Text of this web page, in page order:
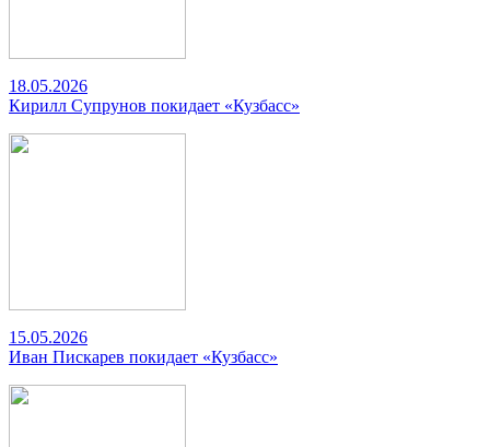
18.05.2026
Кирилл Супрунов покидает «Кузбасс»
15.05.2026
Иван Пискарев покидает «Кузбасс»